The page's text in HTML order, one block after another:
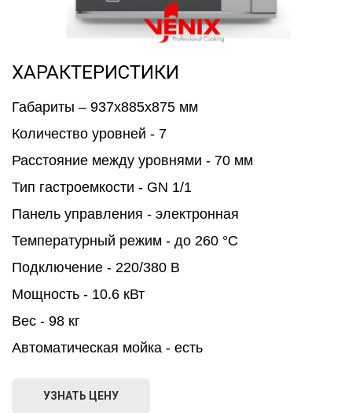
ХАРАКТЕРИСТИКИ
Габариты – 937х885х875 мм
Количество уровней - 7
Расстояние между уровнями - 70 мм
Тип гастроемкости - GN 1/1
Панель управления - электронная
Температурный режим - до 260 °С
Подключение - 220/380 В
Мощность - 10.6 кВт
Вес - 98 кг
Автоматическая мойка - есть
УЗНАТЬ ЦЕНУ